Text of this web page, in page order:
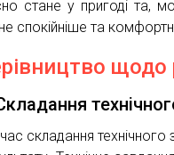
стане у пригоді та,
спокійніше та
щодо
складання